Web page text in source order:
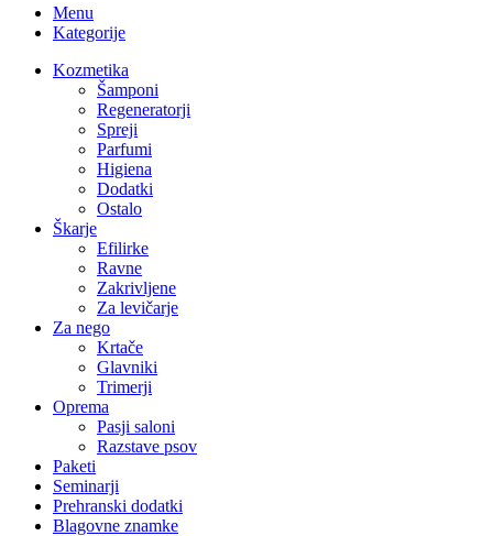
Menu
Kategorije
Kozmetika
Šamponi
Regeneratorji
Spreji
Parfumi
Higiena
Dodatki
Ostalo
Škarje
Efilirke
Ravne
Zakrivljene
Za levičarje
Za nego
Krtače
Glavniki
Trimerji
Oprema
Pasji saloni
Razstave psov
Paketi
Seminarji
Prehranski dodatki
Blagovne znamke